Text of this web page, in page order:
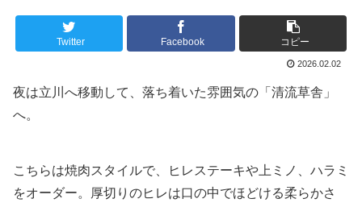
Twitter Facebook コピー
2026.02.02
夜は立川へ移動して、落ち着いた雰囲気の「清流草舎」
へ。
こちらは焼肉スタイルで、ヒレステーキや上ミノ、ハラミ
をオーダー。厚切りのヒレは口の中でほどける柔らかさ